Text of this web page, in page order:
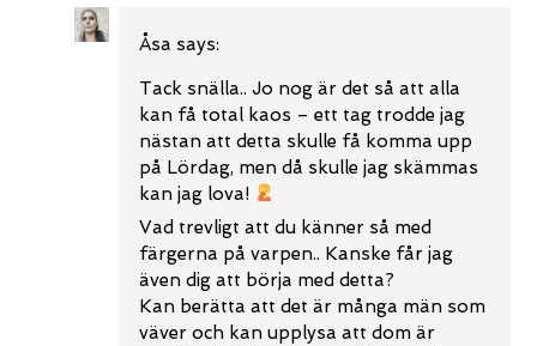
Åsa says:
Tack snälla.. Jo nog är det så att alla
kan få total kaos – ett tag trodde jag
nästan att detta skulle få komma upp
på Lördag, men då skulle jag skämmas
kan jag lova!
Vad trevligt att du känner så med
färgerna på varpen.. Kanske får jag
även dig att börja med detta?
Kan berätta att det är många män som
väver och kan upplysa att dom är